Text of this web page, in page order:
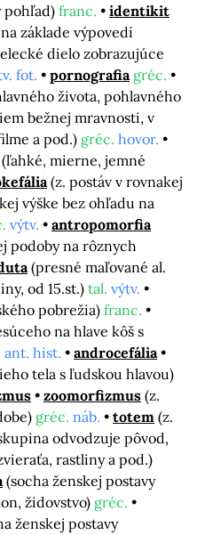
pohľad)franc.
identikit
základe výpovedí
dielo zobrazujúce
fot. pornografia gréc.
života, pohlavného
bežnej mravnosti, v
a pod.) gréc. hovor.
(ľahké, mierne, jemné
(z. postáv v rovnakej
výške bez ohľadu na
výtv.
antropomorfia
podoby na rôznych
(presné maľované al.
od 15.st.) tal. výtv.
pobrežia)franc.
na hlave kôš s
ant. hist.
androcefália
tela s ľudskou hlavou)
zoomorfizmus (z.
gréc. náb. totem (z.
odvodzuje pôvod,
rastliny a pod.)
(socha ženskej postavy
židovstvo) gréc.
ženskej postavy